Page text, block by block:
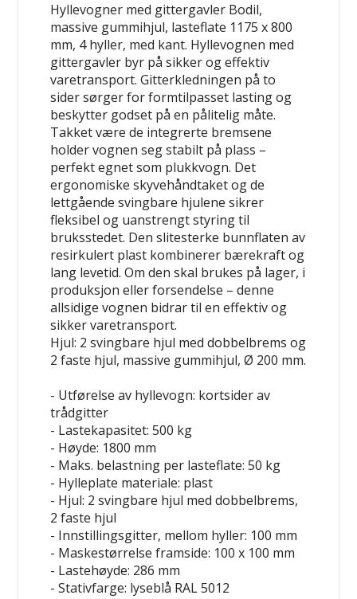
Hyllevogner med gittergavler Bodil,
massive gummihjul, lasteflate 1175 x 800
mm, 4 hyller, med kant. Hyllevognen med
gittergavler byr på sikker og effektiv
varetransport. Gitterkledningen på to
sider sørger for formtilpasset lasting og
beskytter godset på en pålitelig måte.
Takket være de integrerte bremsene
holder vognen seg stabilt på plass –
perfekt egnet som plukkvogn. Det
ergonomiske skyvehåndtaket og de
lettgående svingbare hjulene sikrer
fleksibel og uanstrengt styring til
bruksstedet. Den slitesterke bunnflaten av
resirkulert plast kombinerer bærekraft og
lang levetid. Om den skal brukes på lager, i
produksjon eller forsendelse – denne
allsidige vognen bidrar til en effektiv og
sikker varetransport.
Hjul: 2 svingbare hjul med dobbelbrems og
2 faste hjul, massive gummihjul, Ø 200 mm.
- Utførelse av hyllevogn: kortsider av
trådgitter
- Lastekapasitet: 500 kg
- Høyde: 1800 mm
- Maks. belastning per lasteflate: 50 kg
- Hylleplate materiale: plast
- Hjul: 2 svingbare hjul med dobbelbrems,
2 faste hjul
- Innstillingsgitter, mellom hyller: 100 mm
- Maskestørrelse framside: 100 x 100 mm
- Lastehøyde: 286 mm
- Stativfarge: lyseblå RAL 5012